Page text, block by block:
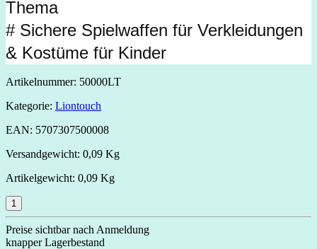
Thema
# Sichere Spielwaffen für Verkleidungen
& Kostüme für Kinder
Artikelnummer: 50000LT
Kategorie: Liontouch
EAN: 5707307500008
Versandgewicht: 0,09 Kg
Artikelgewicht: 0,09 Kg
Preise sichtbar nach Anmeldung
knapper Lagerbestand